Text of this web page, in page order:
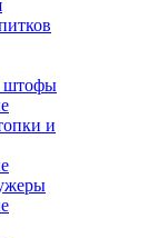
штофы
и